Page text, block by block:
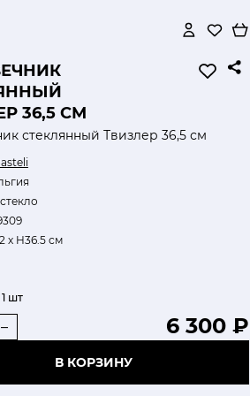
36,5 СМ
стеклянный Твизлер 36,5 см
стекло
х H36.5 см
1 шт
6 300 ₽
–
В КОРЗИНУ